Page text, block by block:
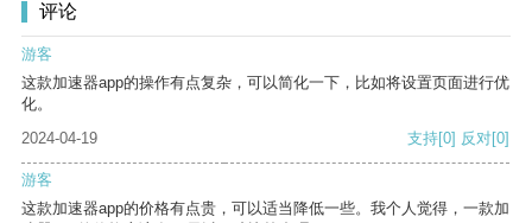
评论
游客
这款加速器app的操作有点复杂，可以简化一下，比如将设置页面进行优
化。
2024-04-19
支持[0] 反对[0]
游客
这款加速器app的价格有点贵，可以适当降低一些。我个人觉得，一款加